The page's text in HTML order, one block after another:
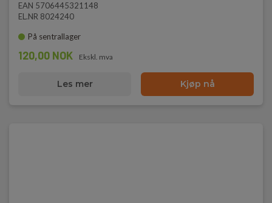
EAN 5706445321148
EL.NR 8024240
På sentrallager
120,00 NOK Ekskl. mva
Les mer Kjøp nå